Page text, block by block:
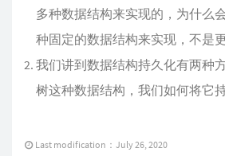
多种数据结构来实现的，为什么
种固定的数据结构来实现，不是
我们讲到数据结构持久化有两种
树这种数据结构，我们如何将它
Last modification：July 26, 2020